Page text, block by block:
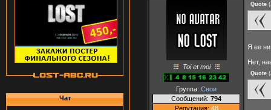
Чат
Toi et moi
Группа: Свои
Сообщений: 794
Репутация: 48
Quote (
Я ее
Нет,
Quote (